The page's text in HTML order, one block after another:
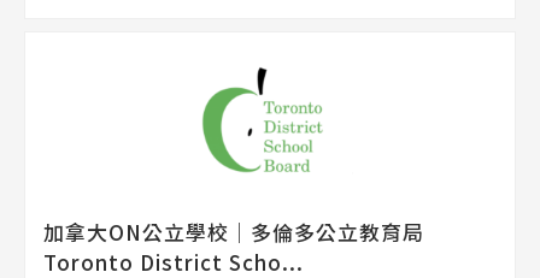
加拿大ON公立學校│多倫多公立教育局
Toronto District Scho...